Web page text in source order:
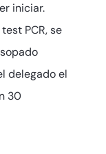
iniciar.
PCR, se
delegado el
30